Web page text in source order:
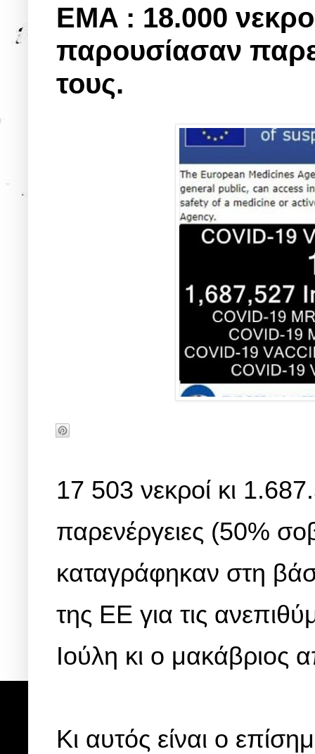
EMA : 18.000
παρουσίασαν
τους.
17 503 νεκροί κι
παρενέργειες (50%
καταγράφηκαν στη
της ΕΕ για τις
Ιούλη κι ο μακάβριος
Κι αυτός είναι ο